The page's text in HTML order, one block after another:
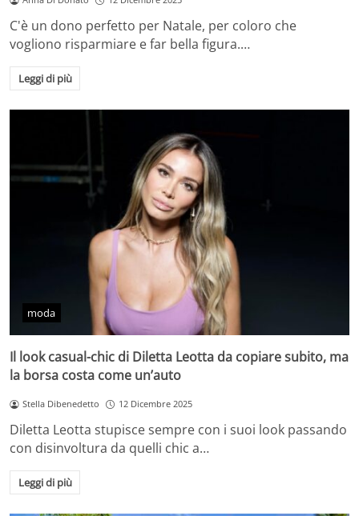
C'è un dono perfetto per Natale, per coloro che
vogliono risparmiare e far bella figura.…
Leggi di più
moda
Il look casual-chic di Diletta Leotta da copiare subito, ma
la borsa costa come un’auto
Stella Dibenedetto 12 Dicembre 2025
Diletta Leotta stupisce sempre con i suoi look passando
con disinvoltura da quelli chic a…
Leggi di più